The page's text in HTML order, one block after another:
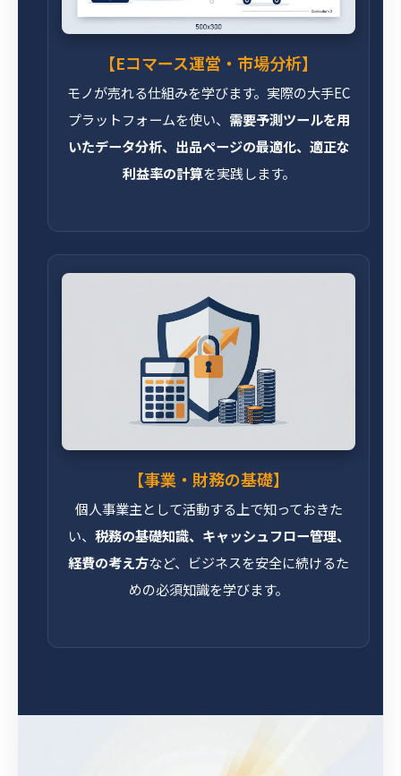
【Eコマース運営・市場分析】
モノが売れる仕組みを学びます。実際の大手EC
プラットフォームを使い、 需要予測ツールを用
いたデータ分析、出品ページの最適化、適正な
利益率の計算を実践します。
【事業・財務の基礎】
個人事業主として活動する上で知っておきた
い、 税務の基礎知識、キャッシュフロー管理、
経費の考え方など、ビジネスを安全に続けるた
めの必須知識を学びます。